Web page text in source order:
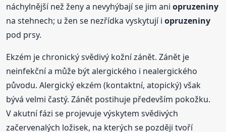
náchylnější než ženy a nevyhýbají se jim aniopruzeniny
na stehnech; u žen se nezřídka vyskytují iopruzeniny
pod prsy.
Ekzém je chronický svědivý kožní zánět. Zánět je
neinfekční a může být alergického i nealergického
původu. Alergický ekzém (kontaktní, atopický) však
bývá velmi častý. Zánět postihuje především pokožku.
V akutní fázi se projevuje výskytem svědivých
začervenalých ložisek, na kterých se později tvoří